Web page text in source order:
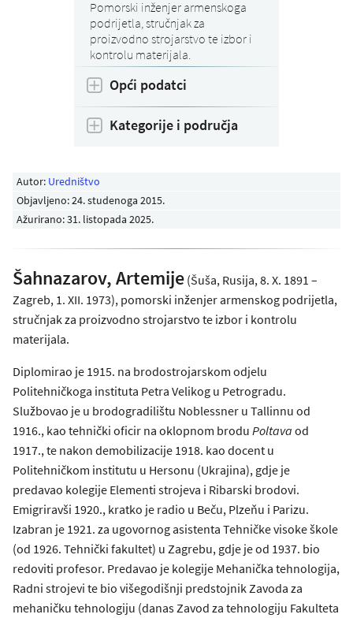
Autor: Uredništvo
Objavljeno:24. studenoga 2015.
Ažurirano: 31. listopada 2025.
Šahnazarov, Artemije (Šuša, Rusija, 8. X. 1891 –
Zagreb, 1. XII. 1973), pomorski inženjer armenskog podrijetla,
stručnjak za proizvodno strojarstvo te izbor i kontrolu
materijala.
Diplomirao je 1915. na brodostrojarskom odjelu
Politehničkoga instituta Petra Velikog u Petrogradu.
Službovao je u brodogradilištu Noblessner u Tallinnu od
1916., kao tehnički oficir na oklopnom brodu Poltava od
1917., te nakon demobilizacije 1918. kao docent u
Politehničkom institutu u Hersonu (Ukrajina), gdje je
predavao kolegije Elementi strojeva i Ribarski brodovi.
Emigriravši 1920., kratko je radio u Beču, Plzeňu i Parizu.
Izabran je 1921. za ugovornog asistenta Tehničke visoke škole
(od 1926. Tehnički fakultet) u Zagrebu, gdje je od 1937. bio
redoviti profesor. Predavao je kolegije Mehanička tehnologija,
Radni strojevi te bio višegodišnji predstojnik Zavoda za
mehaničku tehnologiju (danas Zavod za tehnologiju Fakulteta
Pomorski inženjer armenskoga
podrijetla, stručnjak za
proizvodno strojarstvo te izbor i
kontrolu materijala.
Opći podatci
Kategorije i područja